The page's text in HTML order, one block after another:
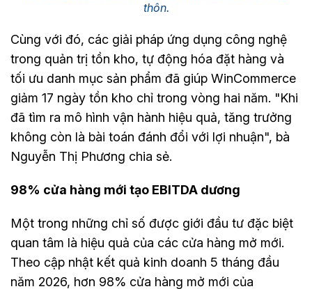
thôn.
Cùng với đó, các giải pháp ứng dụng công nghệ
trong quản trị tồn kho, tự động hóa đặt hàng và
tối ưu danh mục sản phẩm đã giúp WinCommerce
giảm 17 ngày tồn kho chỉ trong vòng hai năm. "Khi
đã tìm ra mô hình vận hành hiệu quả, tăng trưởng
không còn là bài toán đánh đổi với lợi nhuận", bà
Nguyễn Thị Phương chia sẻ.
98% cửa hàng mới tạo EBITDA dương
Một trong những chỉ số được giới đầu tư đặc biệt
quan tâm là hiệu quả của các cửa hàng mở mới.
Theo cập nhật kết quả kinh doanh 5 tháng đầu
năm 2026, hơn 98% cửa hàng mở mới của